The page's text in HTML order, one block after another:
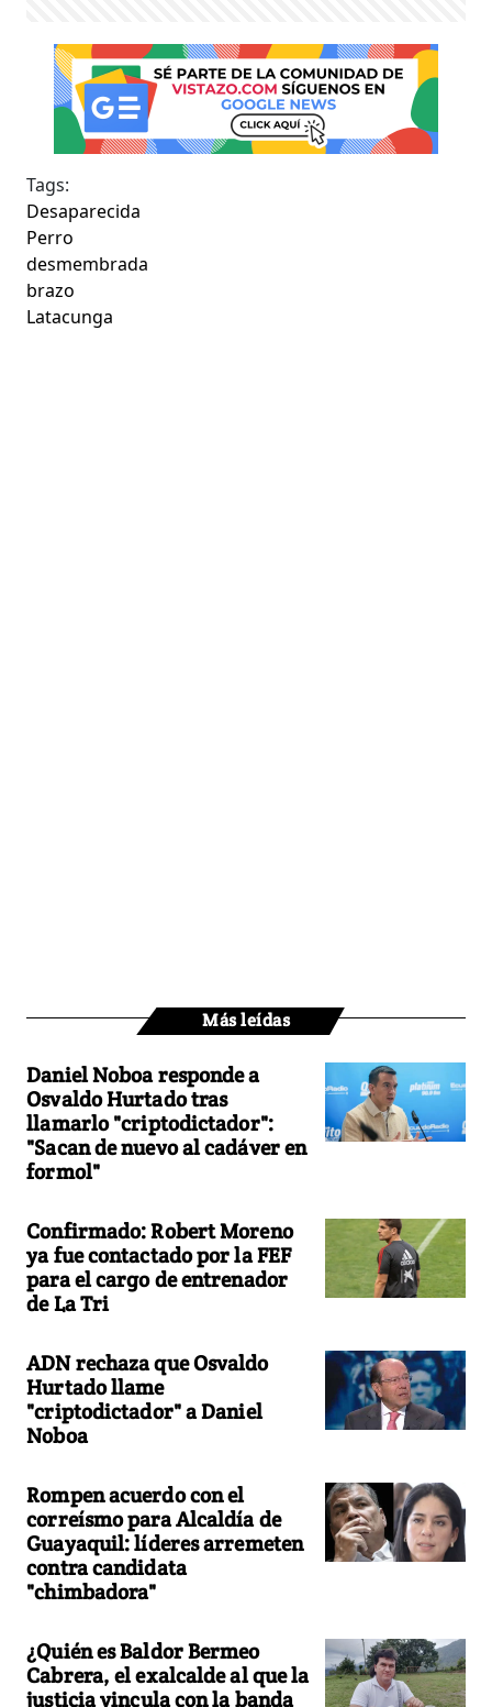
Tags:
Desaparecida
Perro
desmembrada
brazo
Latacunga
Más leídas
Daniel Noboa responde a
Osvaldo Hurtado tras
llamarlo "criptodictador":
"Sacan de nuevo al cadáver en
formol"
Confirmado: Robert Moreno
ya fue contactado por la FEF
para el cargo de entrenador
de La Tri
ADN rechaza que Osvaldo
Hurtado llame
"criptodictador" a Daniel
Noboa
Rompen acuerdo con el
correísmo para Alcaldía de
Guayaquil: líderes arremeten
contra candidata
"chimbadora"
¿Quién es Baldor Bermeo
Cabrera, el exalcalde al que la
justicia vincula con la banda